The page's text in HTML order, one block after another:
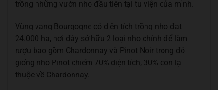
trồng những vườn nho đầu tiên tại tu viện của mình.
Vùng vang Bourgogne có diện tích trồng nho đạt
24.000 ha, nơi đây sở hữu 2 loại nho chính để làm
rượu bao gồm Chardonnay và Pinot Noir trong đó
giống nho Pinot chiếm 70% diện tích, 30% còn lại
thuộc về Chardonnay.